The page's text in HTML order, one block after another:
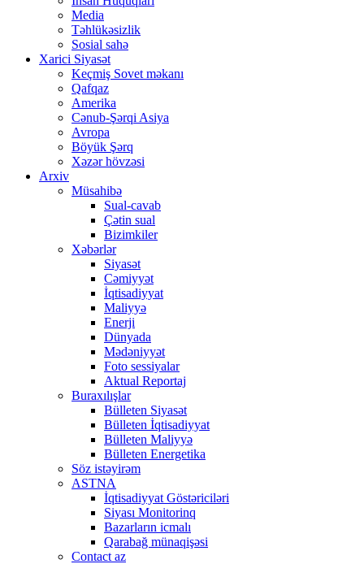
Media
Təhlükəsizlik
Sosial sahə
Xarici Siyasət
Keçmiş Sovet məkanı
Qafqaz
Amerika
Cənub-Şərqi Asiya
Avropa
Böyük Şərq
Xəzər hövzəsi
Arxiv
Müsahibə
Sual-cavab
Çətin sual
Bizimkiler
Xəbərlər
Siyasət
Cəmiyyət
İqtisadiyyat
Maliyyə
Enerji
Dünyada
Mədəniyyət
Foto sessiyalar
Aktual Reportaj
Buraxılışlar
Bülleten Siyasət
Bülleten İqtisadiyyat
Bülleten Maliyyə
Bülleten Energetika
Söz istəyirəm
ASTNA
İqtisadiyyat Göstəriciləri
Siyası Monitorinq
Bazarların icmalı
Qarabağ münaqişəsi
Contact az